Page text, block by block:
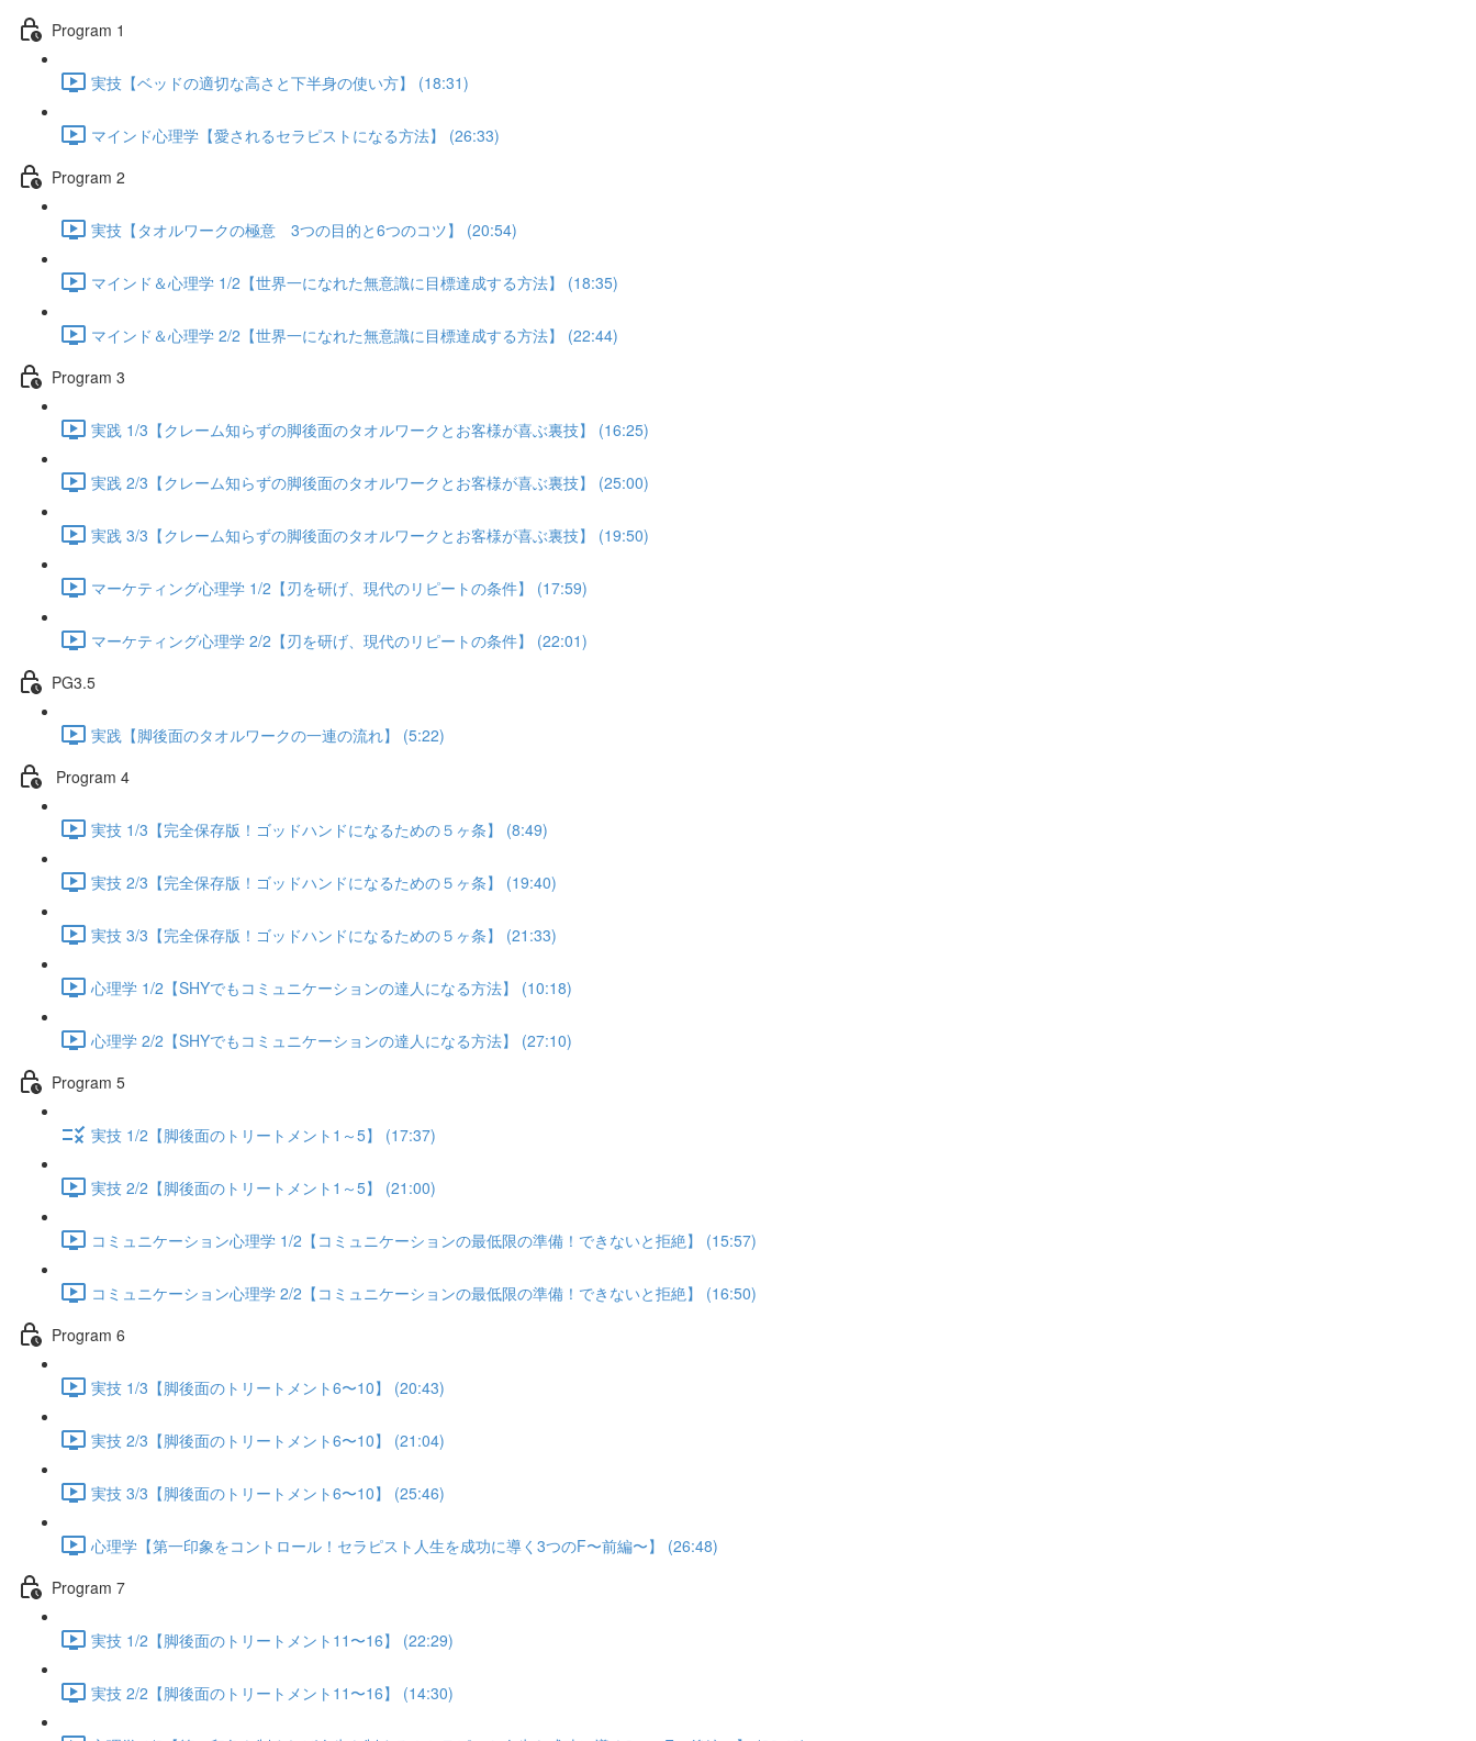
Program 1
実技【ベッドの適切な高さと下半身の使い方】 (18:31)
マインド心理学【愛されるセラピストになる方法】 (26:33)
Program 2
実技【タオルワークの極意 3つの目的と6つのコツ】 (20:54)
マインド＆心理学 1/2【世界一になれた無意識に目標達成する方法】 (18:35)
マインド＆心理学 2/2【世界一になれた無意識に目標達成する方法】 (22:44)
Program 3
実践 1/3【クレーム知らずの脚後面のタオルワークとお客様が喜ぶ裏技】 (16:25)
実践 2/3【クレーム知らずの脚後面のタオルワークとお客様が喜ぶ裏技】 (25:00)
実践 3/3【クレーム知らずの脚後面のタオルワークとお客様が喜ぶ裏技】 (19:50)
マーケティング心理学 1/2【刃を研げ、現代のリピートの条件】 (17:59)
マーケティング心理学 2/2【刃を研げ、現代のリピートの条件】 (22:01)
PG3.5
実践【脚後面のタオルワークの一連の流れ】 (5:22)
Program 4
実技 1/3【完全保存版！ゴッドハンドになるための５ヶ条】 (8:49)
実技 2/3【完全保存版！ゴッドハンドになるための５ヶ条】 (19:40)
実技 3/3【完全保存版！ゴッドハンドになるための５ヶ条】 (21:33)
心理学 1/2【SHYでもコミュニケーションの達人になる方法】 (10:18)
心理学 2/2【SHYでもコミュニケーションの達人になる方法】 (27:10)
Program 5
実技 1/2【脚後面のトリートメント1～5】 (17:37)
実技 2/2【脚後面のトリートメント1～5】 (21:00)
コミュニケーション心理学 1/2【コミュニケーションの最低限の準備！できないと拒絶】 (15:57)
コミュニケーション心理学 2/2【コミュニケーションの最低限の準備！できないと拒絶】 (16:50)
Program 6
実技 1/3【脚後面のトリートメント6〜10】 (20:43)
実技 2/3【脚後面のトリートメント6〜10】 (21:04)
実技 3/3【脚後面のトリートメント6〜10】 (25:46)
心理学【第一印象をコントロール！セラピスト人生を成功に導く3つのF〜前編〜】 (26:48)
Program 7
実技 1/2【脚後面のトリートメント11〜16】 (22:29)
実技 2/2【脚後面のトリートメント11〜16】 (14:30)